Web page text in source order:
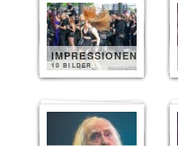
IMPRESSIONEN
10 BILDER